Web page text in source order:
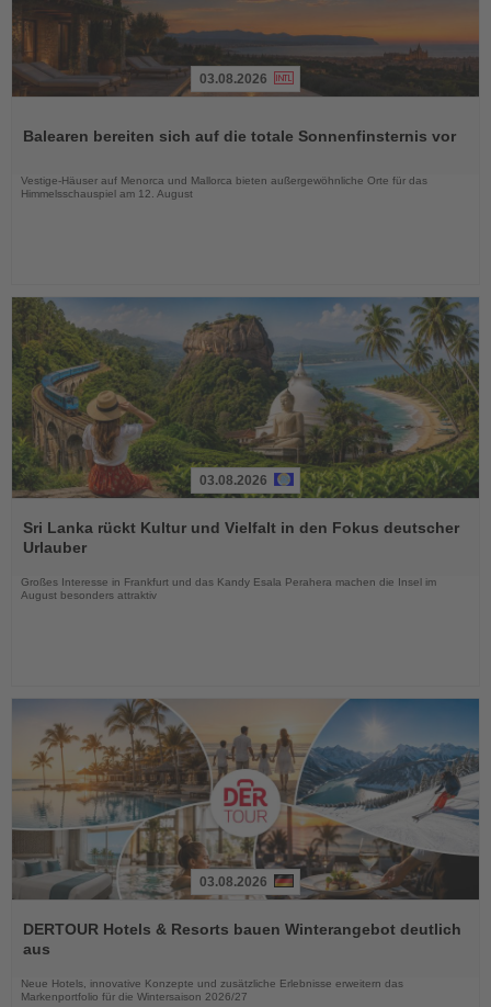
die
03.08.2026
Balearen bereiten sich auf die totale Sonnenfinsternis vor
Vestige-Häuser auf Menorca und Mallorca bieten außergewöhnliche Orte für das
Himmelsschauspiel am 12. August
Sie
die
03.08.2026
Sri Lanka rückt Kultur und Vielfalt in den Fokus deutscher
Urlauber
Großes Interesse in Frankfurt und das Kandy Esala Perahera machen die Insel im
August besonders attraktiv
Sie
die
03.08.2026
DERTOUR Hotels & Resorts bauen Winterangebot deutlich
aus
Neue Hotels, innovative Konzepte und zusätzliche Erlebnisse erweitern das
Markenportfolio für die Wintersaison 2026/27